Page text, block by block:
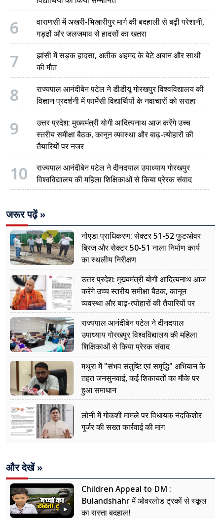
6
वाराणसी में अखरी-भिखारीपुर मार्ग की बदहाली से बढ़ी परेशानी,
गड्ढों और जलजमाव से हादसों का खतरा
7
झांसी में सड़क हादसा, अतीक अहमद के बेटे अबान और साथी
की मौत
8
राज्यपाल आनंदीबेन पटेल ने डीडीयू गोरखपुर विश्वविद्यालय की
विज्ञान प्रदर्शनी में फार्मेसी विद्यार्थियों के नवाचारों को सराहा
9
उत्तर प्रदेश: मुख्यमंत्री योगी आदित्यनाथ आज करेंगे उच्च
स्तरीय समीक्षा बैठक, कानून व्यवस्था और बाढ़-त्योहारों की
तैयारियों पर नजर
10
राज्यपाल आनंदीबेन पटेल ने दीनदयाल उपाध्याय गोरखपुर
विश्वविद्यालय की महिला शिक्षिकाओं से किया प्रेरक संवाद
जरूर पढ़ें »
नोएडा प्राधिकरण: सेक्टर 51-52 फुटओवर
ब्रिज और सेक्टर 50-51 नाला निर्माण कार्य
का स्थलीय निरीक्षण
उत्तर प्रदेश: मुख्यमंत्री योगी आदित्यनाथ आज
करेंगे उच्च स्तरीय समीक्षा बैठक, कानून
व्यवस्था और बाढ़-त्योहारों की तैयारियों पर
नजर
राज्यपाल आनंदीबेन पटेल ने दीनदयाल
उपाध्याय गोरखपुर विश्वविद्यालय की महिला
शिक्षिकाओं से किया प्रेरक संवाद
मथुरा में "संभव संतुष्टि एवं समृद्धि" अभियान के
तहत जनसुनवाई, कई शिकायतों का मौके पर
हुआ समाधान
लोनी में गोकशी मामले पर विधायक नंदकिशोर
गुर्जर की सख्त कार्रवाई की मांग
और देखें »
Children Appeal to DM :
Bulandshahr में ओवरलोड ट्रकों से स्कूल
का रास्ता बदहाल!